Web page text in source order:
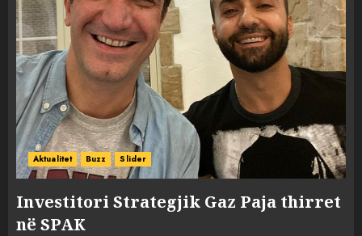
Aktualitet Buzz Slider
Investitori Strategjik Gaz Paja thirret
në SPAK